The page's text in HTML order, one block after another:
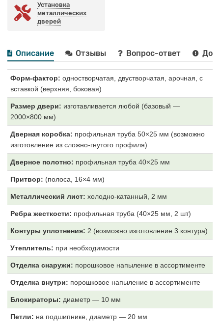
Установка
металлических
дверей
Описание Отзывы Вопрос-ответ
Форм-фактор: одностворчатая, двустворчатая, арочная, с
вставкой (верхняя, боковая)
Размер двери: изготавливается любой (базовый —
2000×800 мм)
Дверная коробка: профильная труба 50×25 мм (возможно
изготовление из сложно-гнутого профиля)
Дверное полотно: профильная труба 40×25 мм
Притвор: (полоса, 16×4 мм)
Металлический лист: холодно-катанный, 2 мм
Ребра жесткости: профильная труба (40×25 мм, 2 шт)
Контуры уплотнения: 2 (возможно изготовление 3 контура)
Утеплитель: при необходимости
Отделка снаружи: порошковое напыление в ассортименте
Отделка внутри: порошковое напыление в ассортименте
Блокираторы: диаметр — 10 мм
Петли: на подшипнике, диаметр — 20 мм